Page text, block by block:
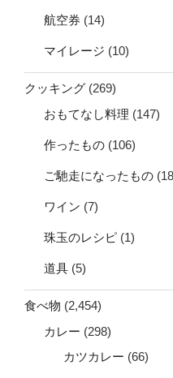
航空券 (14)
マイレージ (10)
クッキング (269)
おもてなし料理 (147)
作ったもの (106)
ご馳走になったもの
ワイン (7)
珠玉のレシピ (1)
道具 (5)
食べ物 (2,454)
カレー (298)
カツカレー (66)